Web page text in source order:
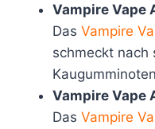
Vampire Vape
Das Vampire
schmeckt nach
Vampire Vape
Das Vampire